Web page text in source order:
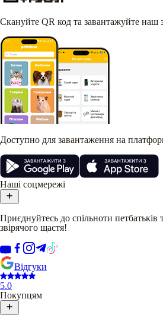
Скануйте QR код та завантажуйте наш
Доступно для завантаження на
Наші соцмережі
Приєднуйтесь до спільноти петбатьків
звірячого щастя!
Відгуки
5.0
Покупцям